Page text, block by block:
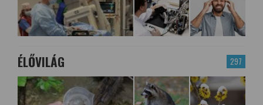
297
ÉLŐVILÁG